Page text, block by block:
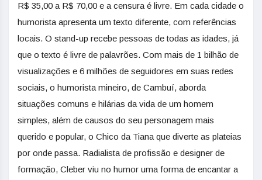
R$ 35,00 a R$ 70,00 e a censura é livre. Em cada cidade o
humorista apresenta um texto diferente, com referências
locais. O stand-up recebe pessoas de todas as idades, já
que o texto é livre de palavrões. Com mais de 1 bilhão de
visualizações e 6 milhões de seguidores em suas redes
sociais, o humorista mineiro, de Cambuí, aborda
situações comuns e hilárias da vida de um homem
simples, além de causos do seu personagem mais
querido e popular, o Chico da Tiana que diverte as plateias
por onde passa. Radialista de profissão e designer de
formação, Cleber viu no humor uma forma de encantar a